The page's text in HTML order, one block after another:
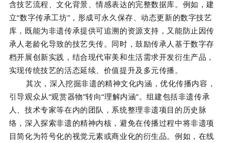
含技艺流程、文化背景、情感表达的完整数据库。例如，建
立“数字传承工坊”，形成可永久保存、动态更新的数字技艺
库，既能为非遗传承提供可追溯的资源支持，又能防止因传
承人老龄化导致的技艺失传。同时，鼓励传承人基于数字存
档开展创新实践，结合现代审美和生活需求开发衍生产品，
实现传统技艺的活态延续、价值提升及多元传播。
其次，深入挖掘非遗的精神文化内涵，优化传播内容，
引导观众从“观赏器物”转向“理解内涵”。组建包括非遗传承
人、技术专家等在内的团队，系统整理非遗项目的历史脉
络，深入探索非遗的精神内核，避免在传播过程中将非遗项
目简化为符号化的视觉元素或商业化的衍生品。例如，在线